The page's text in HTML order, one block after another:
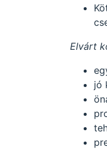
Elvárt
jó